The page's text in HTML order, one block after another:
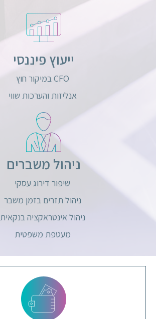
ייעוץ פיננסי
CFO במיקור חוץ
אנליזות והערכות שווי
ניהול משברים
שיפור דירוג עסקי
ניהול תזרים בזמן משבר
ניהול אינטראקציה בנקאית
מעטפת משפטית